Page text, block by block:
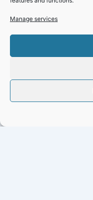
Manage services